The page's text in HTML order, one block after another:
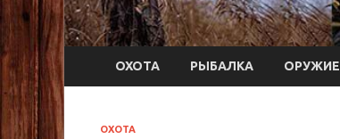
ОХОТА РЫБАЛКА ОРУЖИЕ
ОХОТА